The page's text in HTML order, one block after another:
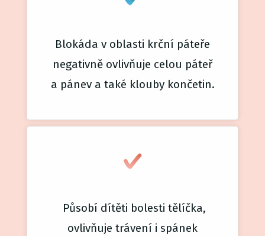
Blokáda v oblasti krční páteře
negativně ovlivňuje celou páteř
a pánev a také klouby končetin.
Působí dítěti bolesti tělíčka,
ovlivňuje trávení i spánek